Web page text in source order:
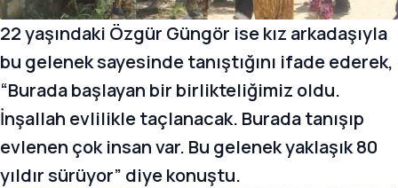
22 yaşındaki Özgür Güngör ise kız arkadaşıyla
bu gelenek sayesinde tanıştığını ifade ederek,
“Burada başlayan bir birlikteliğimiz oldu.
İnşallah evlilikle taçlanacak. Burada tanışıp
evlenen çok insan var. Bu gelenek yaklaşık 80
yıldır sürüyor” diye konuştu.